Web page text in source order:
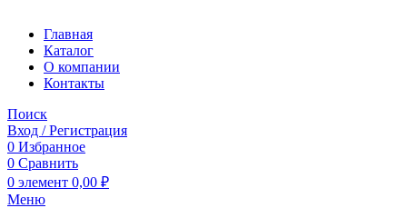
Главная
Каталог
О компании
Контакты
Поиск
Вход / Регистрация
0 Избранное
0 Сравнить
0 элемент 0,00 ₽
Меню